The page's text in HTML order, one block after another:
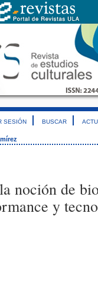
SESIÓN BUSCAR
noción de
y